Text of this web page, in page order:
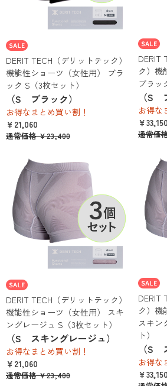
DERIT TECH（デリットテック）
機能性ショーツ（女性用） ブラ
ック S（3枚セット）
（S ブラック）
お得なまとめ買い割！
￥21,060
通常価格￥23,400
DERIT
ク）機
ブラッ
（S
お得な
￥33,150
通常価
DERIT TECH（デリットテック）
機能性ショーツ（女性用） スキ
ングレージュ S（3枚セット）
（S スキングレージュ）
お得なまとめ買い割！
￥21,060
通常価格￥23,400
DERIT
ク）機
スキン
ト）
（S
お得な
￥33,150